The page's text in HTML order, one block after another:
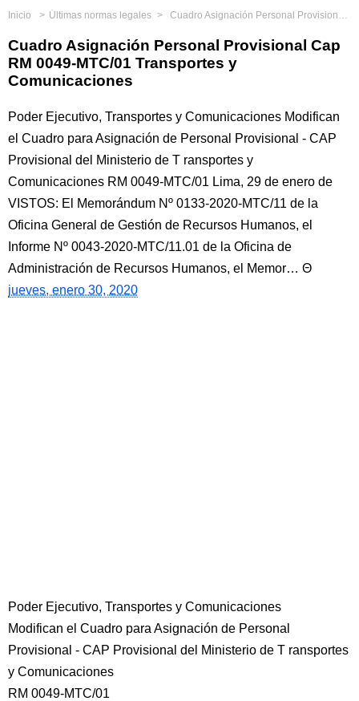
Inicio Últimas normas legales Cuadro Asignación Personal Provisional Cap RM 0049-MTC/01 Transportes y Comunicaciones
Cuadro Asignación Personal Provisional Cap
RM 0049-MTC/01 Transportes y
Comunicaciones
Poder Ejecutivo, Transportes y Comunicaciones Modifican
el Cuadro para Asignación de Personal Provisional - CAP
Provisional del Ministerio de T ransportes y
Comunicaciones RM 0049-MTC/01 Lima, 29 de enero de
VISTOS: El Memorándum Nº 0133-2020-MTC/11 de la
Oficina General de Gestión de Recursos Humanos, el
Informe Nº 0043-2020-MTC/11.01 de la Oficina de
Administración de Recursos Humanos, el Memor…
jueves, enero 30, 2020
Poder Ejecutivo, Transportes y Comunicaciones
Modifican el Cuadro para Asignación de Personal
Provisional - CAP Provisional del Ministerio de T ransportes
y Comunicaciones
RM 0049-MTC/01